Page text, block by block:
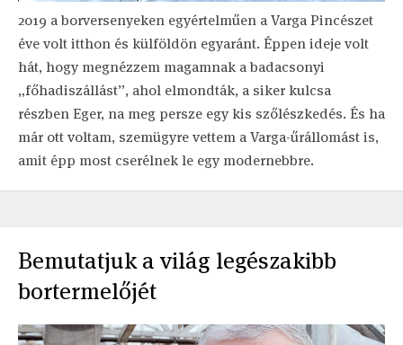
2019 a borversenyeken egyértelműen a Varga Pincészet
éve volt itthon és külföldön egyaránt. Éppen ideje volt
hát, hogy megnézzem magamnak a badacsonyi
„főhadiszállást”, ahol elmondták, a siker kulcsa
részben Eger, na meg persze egy kis szőlészkedés. És ha
már ott voltam, szemügyre vettem a Varga-űrállomást is,
amit épp most cserélnek le egy modernebbre.
Bemutatjuk a világ legészakibb
bortermelőjét